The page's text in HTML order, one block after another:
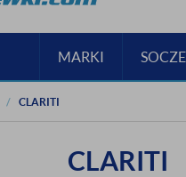
MARKI
CLARITI
CLARITI